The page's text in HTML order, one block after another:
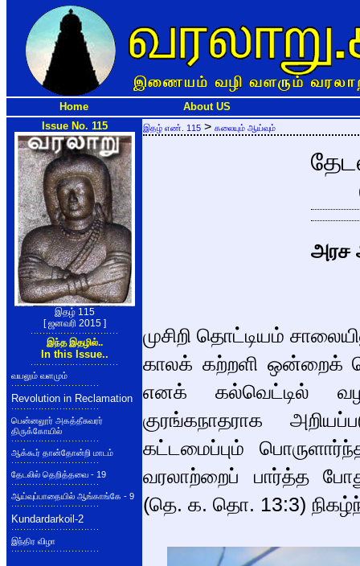
Home
About US
Issue No. 115
இதழ் 115
[ ஜனவரி 2015 ]
இந்த இதழில்..
In this Issue..
வயலும் வளமும்
Revolution in Reclamation
பென்னலூர் அகத்தீசுவரர்
திருக்கோயில்
ஆக்கூர் தான்தோன்றி மாடம்
தேடலில் தெறித்தவை - 19
ஆய்வுப்பாதையில் ஆங்காங்கே - 9
Kundardarkoil-2
இந்திர விழா
இதழ் எண். 115 > கலையும் ஆய்வும்
அரச
முசிறி தொட்டியம்
காலக் கற்றளி ஒன்றைக்
எனக் கல்வெட்டில்
குரங்கநாதராக
கட்டமைப்பும்
வரலாற்றைப் பார்த்த
(தெ. க. தொ. 13:3)